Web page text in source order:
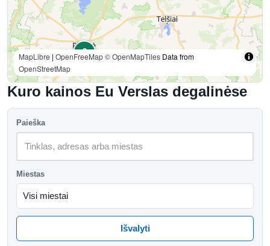
Kuro kainos Eu Verslas degalinėse
Paieška
Miestas
Išvalyti
3
MapLibre | OpenFreeMap© OpenMapTiles Data from
OpenStreetMap